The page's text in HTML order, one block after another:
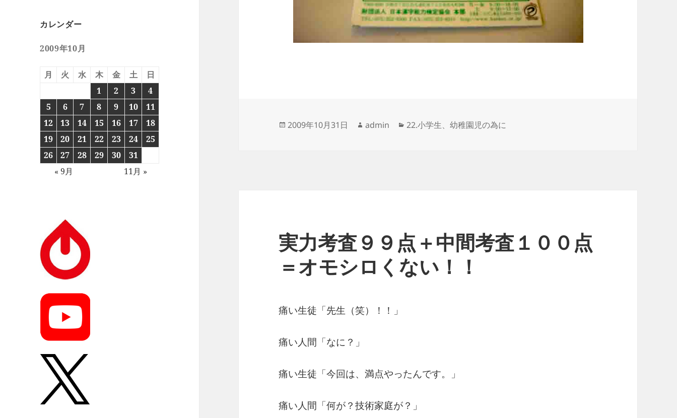
カレンダー
2009年10月
月 火 水 木 金 土
日
1
2 3
4
5
6 7 8 9 10
11
12
13 14 15 16 17
18
19
20 21 22 23 24
25
26
27 28 29 30
31
« 9月
11月 »
投
2009年10月31日
作
admin
カ
22.小学生、幼稚園児の為に
実力考査９９点＋中間考査１００点
＝オモシロくない！！
痛い生徒「先生（笑）！！」
痛い人間「なに？」
痛い生徒「今回は、満点やったんです。」
痛い人間「何が？技術家庭が？」